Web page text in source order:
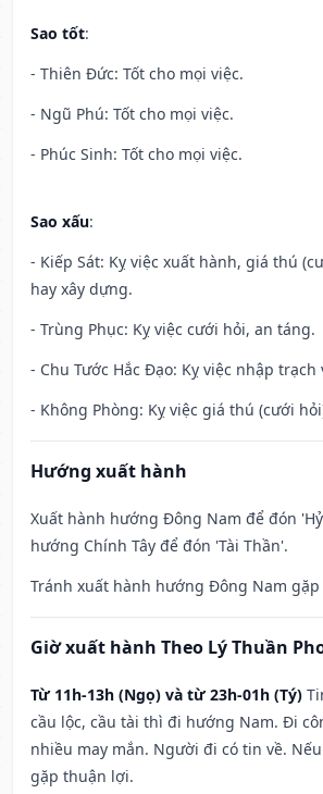
Sao tốt:
- Thiên Đức: Tốt cho mọi việc.
- Ngũ Phú: Tốt cho mọi việc.
- Phúc Sinh: Tốt cho mọi việc.
Sao xấu:
- Kiếp Sát: Kỵ việc xuất hành, giá thú
hay xây dựng.
- Trùng Phục: Kỵ việc cưới hỏi, an táng.
- Chu Tước Hắc Đạo: Kỵ việc nhập
- Không Phòng: Kỵ việc giá thú (cưới
Hướng xuất hành
Xuất hành hướng Đông Nam để đón
hướng Chính Tây để đón 'Tài Thần'.
Tránh xuất hành hướng Đông Nam gặp
Giờ xuất hành Theo Lý Thuần
Từ 11h-13h (Ngọ) và từ 23h-01h (Tý)
cầu lộc, cầu tài thì đi hướng Nam. Đi
nhiều may mắn. Người đi có tin về.
gặp thuận lợi.